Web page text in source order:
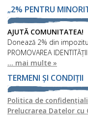
„2% PENTRU
AJUTĂ COMUNITATEA!
Donează 2% din
PROMOVAREA
... mai multe »
TERMENI ȘI CONDIȚII
Politica de
Prelucrarea Datelor cu